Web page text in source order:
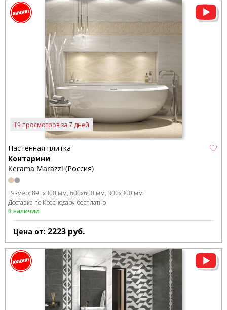
19 просмотров за 7 дней
Настенная плитка
Контарини
Kerama Marazzi (Россия)
Размер: 895x300 мм 600x600 мм 300x300 мм
Доставка по Краснодару бесплатно
В наличии
Цена от: 2223 руб.